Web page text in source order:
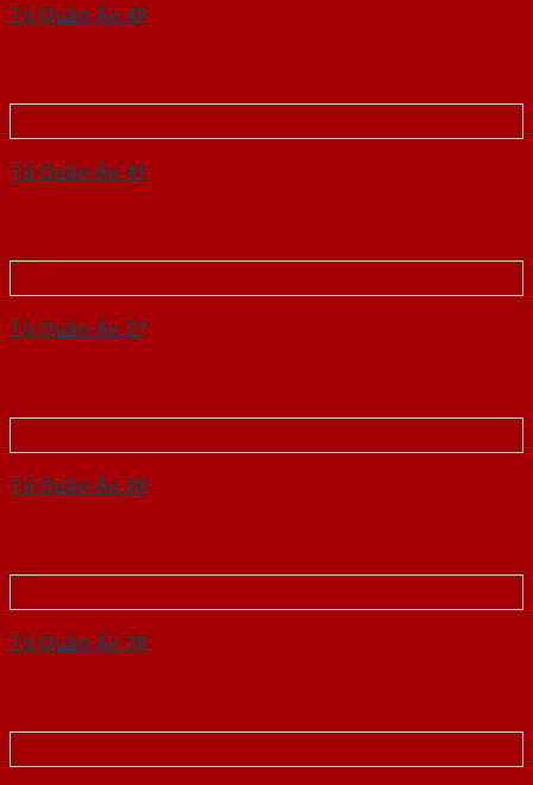
Tủ Quần Áo 49
Tủ Quần Áo 41
Tủ Quần Áo 27
Tủ Quần Áo 30
Tủ Quần Áo 38